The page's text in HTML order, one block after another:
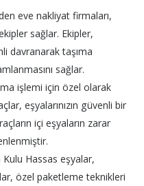
eve nakliyat firmaları,
sağlar. Ekipler,
davranarak taşıma
sağlar.
işlemi için özel olarak
eşyalarınızın güvenli bir
içi eşyaların zarar
Kulu Hassas eşyalar,
özel paketleme teknikleri